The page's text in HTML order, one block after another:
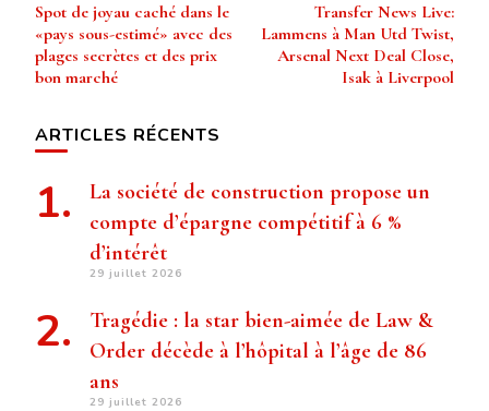
d’article
Spot de joyau caché dans le
«pays sous-estimé» avec des
plages secrètes et des prix
bon marché
Transfer News Live:
Lammens à Man Utd Twist,
Arsenal Next Deal Close,
Isak à Liverpool
ARTICLES RÉCENTS
La société de construction propose un
compte d’épargne compétitif à 6 %
d’intérêt
29 juillet 2026
Tragédie : la star bien-aimée de Law &
Order décède à l’hôpital à l’âge de 86
ans
29 juillet 2026